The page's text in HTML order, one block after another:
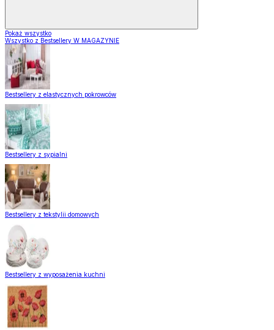
Pokaż wszystko
Wszystko z Bestsellery W MAGAZYNIE
Bestsellery z elastycznych pokrowców
Bestsellery z sypialni
Bestsellery z tekstylii domowych
Bestsellery z wyposażenia kuchni